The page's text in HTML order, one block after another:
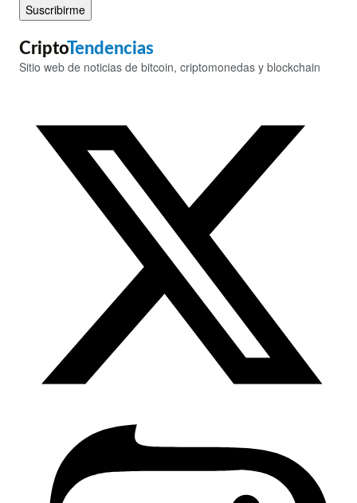
Suscribirme
CriptoTendencias
Sitio web de noticias de bitcoin, criptomonedas y blockchain